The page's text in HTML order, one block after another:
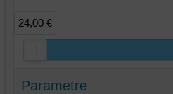
24,00 €
Parametre